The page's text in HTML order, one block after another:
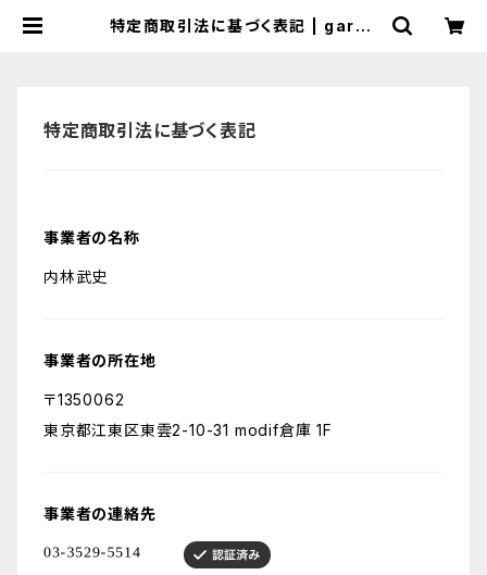
特定商取引法に基づく表記 | garag
特定商取引法に基づく表記
事業者の名称
内林武史
事業者の所在地
〒1350062
東京都江東区東雲2-10-31 modif倉庫 1F
事業者の連絡先